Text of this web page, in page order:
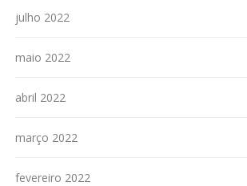
julho 2022
maio 2022
abril 2022
março 2022
fevereiro 2022